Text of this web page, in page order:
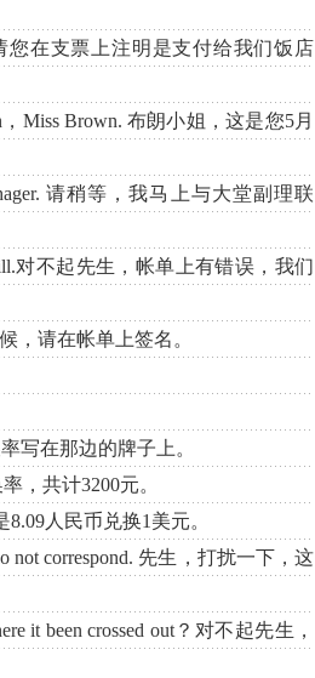
请您在支票上注明是支付给我们饭店
，Miss Brown. 布朗小姐，这是您5月
请稍等，我马上与大堂副理联
bill.对不起先生，帐单上有错误，我们
，请在帐单上签名。
率写在那边的牌子上。
，共计3200元。
8.09人民币兑换1美元。
not correspond. 先生，打扰一下，这
it been crossed out？对不起先生，